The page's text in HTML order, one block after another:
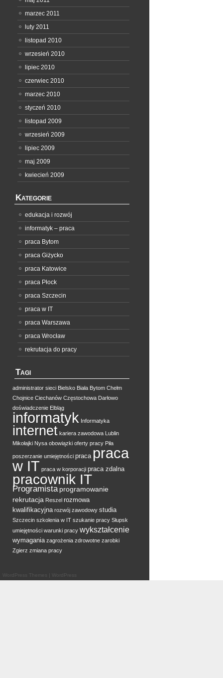
marzec 2011
luty 2011
listopad 2010
wrzesień 2010
lipiec 2010
czerwiec 2010
marzec 2010
styczeń 2010
listopad 2009
wrzesień 2009
lipiec 2009
maj 2009
kwiecień 2009
Kategorie
edukacja i rozwój
informatyk – praca
praca Bytom
praca Giżycko
praca Katowice
praca Płock
praca Szczecin
praca w IT
praca Warszawa
praca Wrocław
rekrutacja do pracy
Tagi
administrator sieci Bielsko Biała Bytom Chełm
Chojnice Ciechanów Częstochowa Darłowo
doświadczenie Elbląg
informatyk Informatyka
internet kariera zawodowa Lublin
Mikołajki Nysa obowiązki oferty pracy Piła
poszerzanie umiejętności praca praca
w IT praca w korporacji praca zdalna
pracownik IT
Programista programowanie
rekrutacja Reszel rozmowa
kwalifikacyjna rozwój zawodowy studia
Szczecin szkolenia w IT szukanie pracy Słupsk
umiejętności warunki pracy wykształcenie
wymagania zagrożenia zdrowotne zarobki
Zgierz zmiana pracy
WordPress Themes WordPress